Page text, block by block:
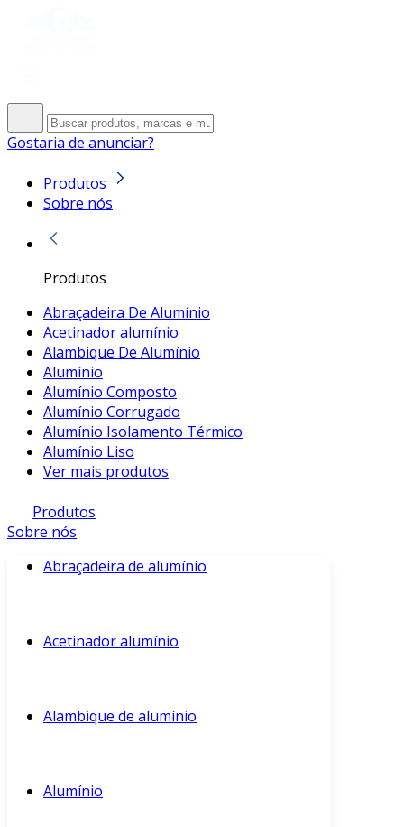
Gostaria de anunciar?
Produtos
Sobre nós
Produtos
Abraçadeira De Alumínio
Acetinador alumínio
Alambique De Alumínio
Alumínio
Alumínio Composto
Alumínio Corrugado
Alumínio Isolamento Térmico
Alumínio Liso
Ver mais produtos
Produtos
Sobre nós
Abraçadeira de alumínio
Acetinador alumínio
Alambique de alumínio
Alumínio